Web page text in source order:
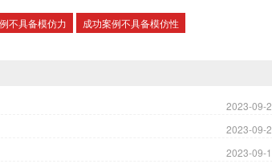
不具备模仿力 成功案例不具备模仿性
2023-09-
2023-09-
2023-09-